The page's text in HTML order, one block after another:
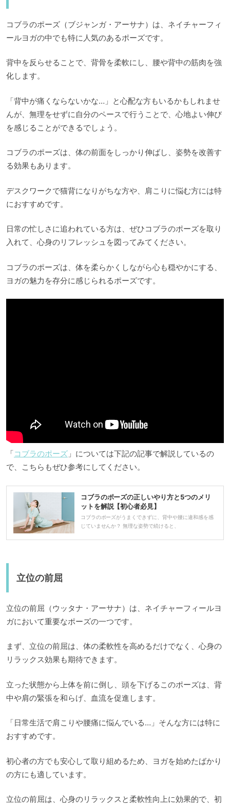
コブラのポーズ（ブジャンガ・アーサナ）は、ネイチャーフィ
ールヨガの中でも特に人気のあるポーズです。
背中を反らせることで、背骨を柔軟にし、腰や背中の筋肉を強
化します。
「背中が痛くならないかな…」と心配な方もいるかもしれませ
んが、無理をせずに自分のペースで行うことで、心地よい伸び
を感じることができるでしょう。
コブラのポーズは、体の前面をしっかり伸ばし、姿勢を改善す
る効果もあります。
デスクワークで猫背になりがちな方や、肩こりに悩む方には特
におすすめです。
日常の忙しさに追われている方は、ぜひコブラのポーズを取り
入れて、心身のリフレッシュを図ってみてください。
コブラのポーズは、体を柔らかくしながら心も穏やかにする、
ヨガの魅力を存分に感じられるポーズです。
「コブラのポーズ」については下記の記事で解説しているの
で、こちらもぜひ参考にしてください。
コブラのポーズの正しいやり方と5つのメリ
ットを解説【初心者必見】
コブラのポーズがうまくできずに、背中や腰に違和感を感
じていませんか？ 無理な姿勢で続けると、
立位の前屈
立位の前屈（ウッタナ・アーサナ）は、ネイチャーフィールヨ
ガにおいて重要なポーズの一つです。
まず、立位の前屈は、体の柔軟性を高めるだけでなく、心身の
リラックス効果も期待できます。
立った状態から上体を前に倒し、頭を下げるこのポーズは、背
中や肩の緊張を和らげ、血流を促進します。
「日常生活で肩こりや腰痛に悩んでいる…」そんな方には特に
おすすめです。
初心者の方でも安心して取り組めるため、ヨガを始めたばかり
の方にも適しています。
立位の前屈は、心身のリラックスと柔軟性向上に効果的で、初